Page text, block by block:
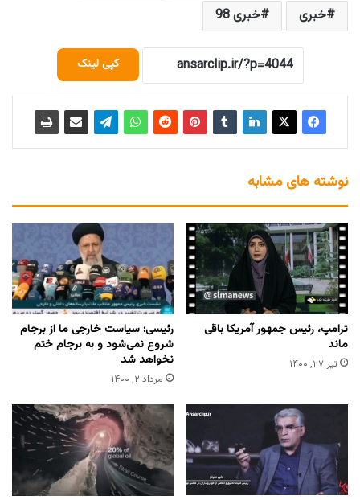
خبری
خبری 98
کپی لینک
نوشته های مشابه
ترامپ، رئیس جمهور آمریکا باقی
ماند
تیر ۲۷, ۱۴۰۰
رئیسی: سیاست خارجی ما از برجام
شروع نمی‌شود و به برجام ختم
نخواهد شد
مرداد ۲, ۱۴۰۰